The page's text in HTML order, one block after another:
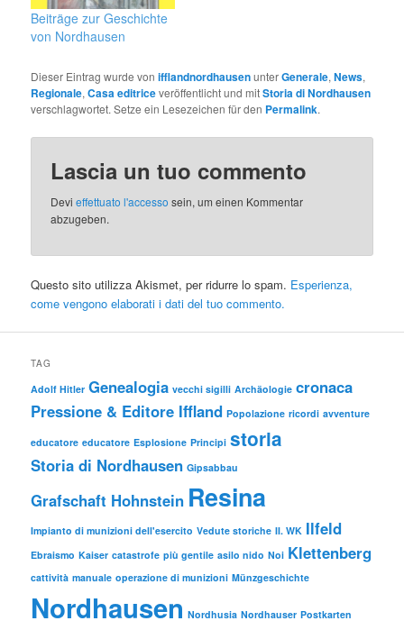
Beiträge zur Geschichte
von Nordhausen
Dieser Eintrag wurde von ifflandnordhausenunterGenerale,News,
Regionale,Casa editriceveröffentlicht und mitStoria di Nordhausen
verschlagwortet.Setze ein Lesezeichen für den Permalink.
Lascia un tuo commento
Devieffettuato l'accesso sein,um einen Kommentar
abzugeben.
Questo sito utilizza Akismet, per ridurre lo spam. Esperienza,
come vengono elaborati i dati del tuo commento.
TAG
Adolf Hitler Genealogia vecchi sigilli Archäologie cronaca
Pressione & Editore Iffland Popolazione ricordi avventure
educatore educatore Esplosione Principi storia
Storia di Nordhausen Gipsabbau
Grafschaft Hohnstein Resina
Impianto di munizioni dell'esercito Vedute storiche II. WK Ilfeld
Ebraismo Kaiser catastrofe più gentile asilo nido Noi Klettenberg
cattività manuale operazione di munizioni Münzgeschichte
Nordhausen Nordhusia Nordhauser Postkarten